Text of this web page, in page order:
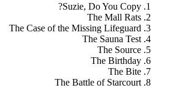
Suzie, Do You Copy?
The Mall Rats
The Case of the Missing Lifeguard
The Sauna Test
The Source
The Birthday
The Bite
The Battle of Starcourt